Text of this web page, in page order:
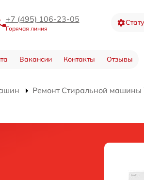
+7 (495) 106-23-05
Горячая линия
Вакансии Контакты Отзывы
Ремонт Стиральной машины